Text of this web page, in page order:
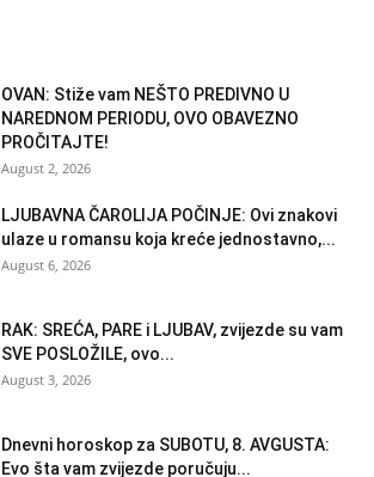
OVAN: Stiže vam NEŠTO PREDIVNO U
NAREDNOM PERIODU, OVO OBAVEZNO
PROČITAJTE!
August 2, 2026
LJUBAVNA ČAROLIJA POČINJE: Ovi znakovi
ulaze u romansu koja kreće jednostavno,...
August 6, 2026
RAK: SREĆA, PARE i LJUBAV, zvijezde su vam
SVE POSLOŽILE, ovo...
August 3, 2026
Dnevni horoskop za SUBOTU, 8. AVGUSTA:
Evo šta vam zvijezde poručuju...